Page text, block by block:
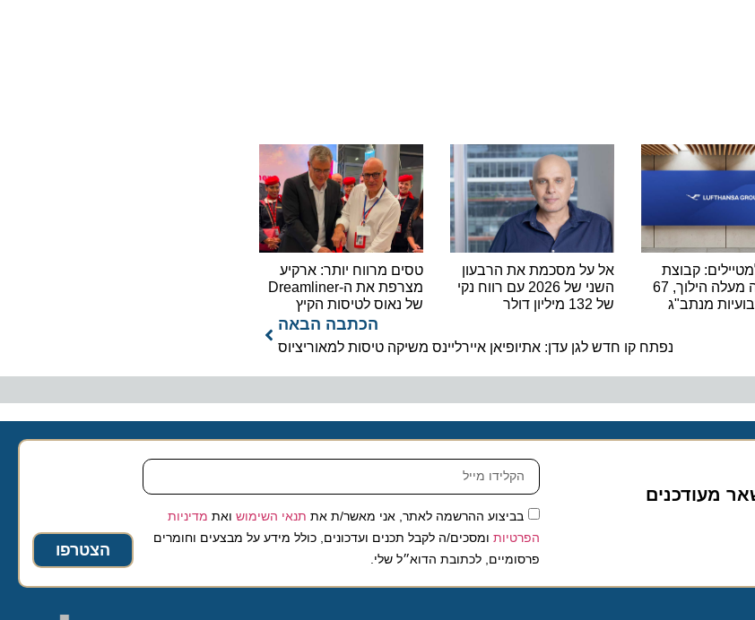
קבוצת
לופטהנזה מעלה הילוך, 67
מנתב"ג
אל על מסכמת את הרבעון
השני של 2026 עם רווח נקי
טסים מרווח יותר: ארקיע
מצרפת את ה-Dreamliner
של נאוס לטיסות הקיץ
הכתבה הבאה
נפתח קו חדש לגן עדן: אתיופיאן איירליינס משיקה טיסות למאוריציוס
מעודכנים
בביצוע ההרשמה לאתר, אני מאשר/ת אתתנאי השימושואת מדיניות
הפרטיותומסכים/ה לקבל תכנים ועדכונים, כולל מידע על מבצעים וחומרים
פרסומיים, לכתובת הדוא״ל שלי.
הצטרפו